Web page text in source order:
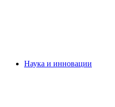
Наука и инновации